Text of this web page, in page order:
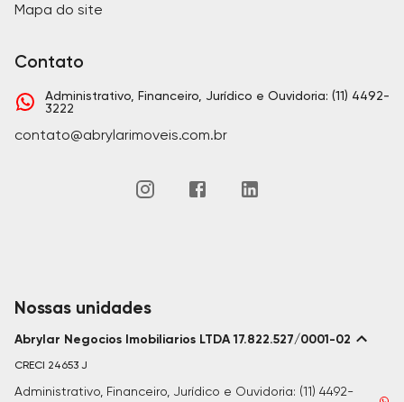
Mapa do site
Contato
Administrativo, Financeiro, Jurídico e Ouvidoria: (11) 4492-
3222
contato@abrylarimoveis.com.br
Nossas unidades
Abrylar Negocios Imobiliarios LTDA 17.822.527/0001-02
CRECI 24653 J
Administrativo, Financeiro, Jurídico e Ouvidoria: (11) 4492-